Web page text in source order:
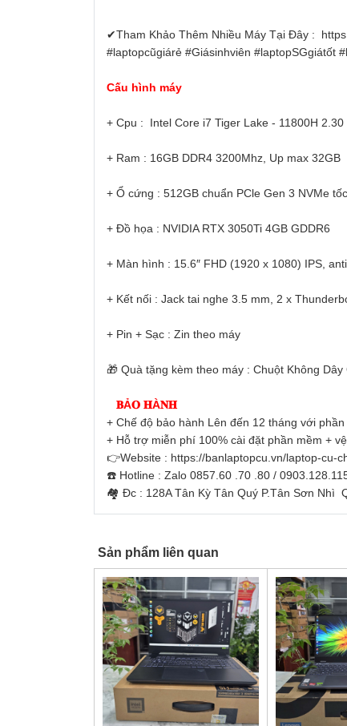
✔Tham Khảo Thêm Nhiều Máy Tại Đây :
#laptopcũgiárẻ #Giásinhviên #laptopSGgiátốt
Cấu hình máy
+ Cpu : Intel Core i7 Tiger Lake - 11800H
+ Ram : 16GB DDR4 3200Mhz, Up max 32GB
+ Ổ cứng : 512GB chuẩn PCle Gen 3 NVMe
+ Đồ họa : NVIDIA RTX 3050Ti 4GB GDDR6
+ Màn hình : 15.6″ FHD (1920 x 1080) IPS,
+ Kết nối : Jack tai nghe 3.5 mm, 2 x
+ Pin + Sạc : Zin theo máy
🎁 Quà tặng kèm theo máy : Chuột Không
𝐁Ả𝐎 𝐇À𝐍𝐇
+ Chế độ bảo hành Lên đến 12 tháng với
+ Hỗ trợ miễn phí 100% cài đặt phần mềm +
👉Website : https://banlaptopcu.vn/laptop-cu-
☎️ Hotline : Zalo 0857.60 .70 .80 /
🏘 Đc : 128A Tân Kỳ Tân Quý P.Tân Sơn Nhì
Sản phẩm liên quan